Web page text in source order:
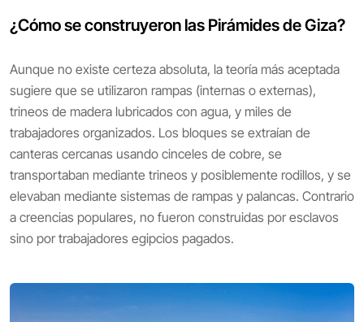
¿Cómo se construyeron las Pirámides de Giza?
Aunque no existe certeza absoluta, la teoría más aceptada
sugiere que se utilizaron rampas (internas o externas),
trineos de madera lubricados con agua, y miles de
trabajadores organizados. Los bloques se extraían de
canteras cercanas usando cinceles de cobre, se
transportaban mediante trineos y posiblemente rodillos, y se
elevaban mediante sistemas de rampas y palancas. Contrario
a creencias populares, no fueron construidas por esclavos
sino por trabajadores egipcios pagados.